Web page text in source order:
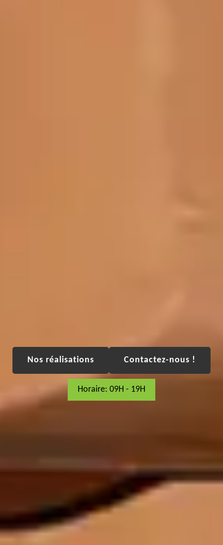
Nos réalisations Contactez-nous !
Horaire: 09H - 19H